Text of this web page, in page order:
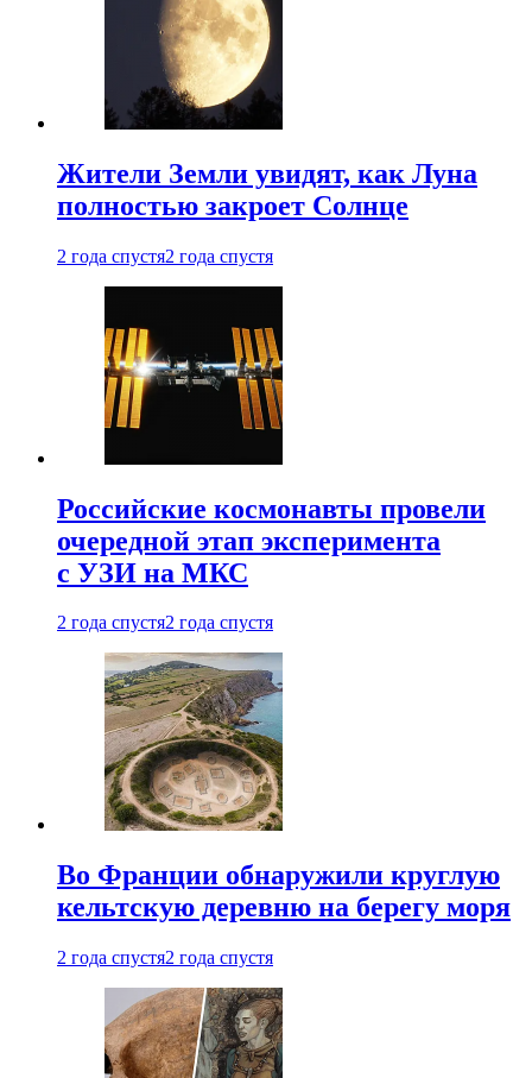
Жители Земли увидят, как Луна
полностью закроет Солнце
2 года спустя2 года спустя
Российские космонавты провели
очередной этап эксперимента
с УЗИ на МКС
2 года спустя2 года спустя
Во Франции обнаружили круглую
кельтскую деревню на берегу моря
2 года спустя2 года спустя